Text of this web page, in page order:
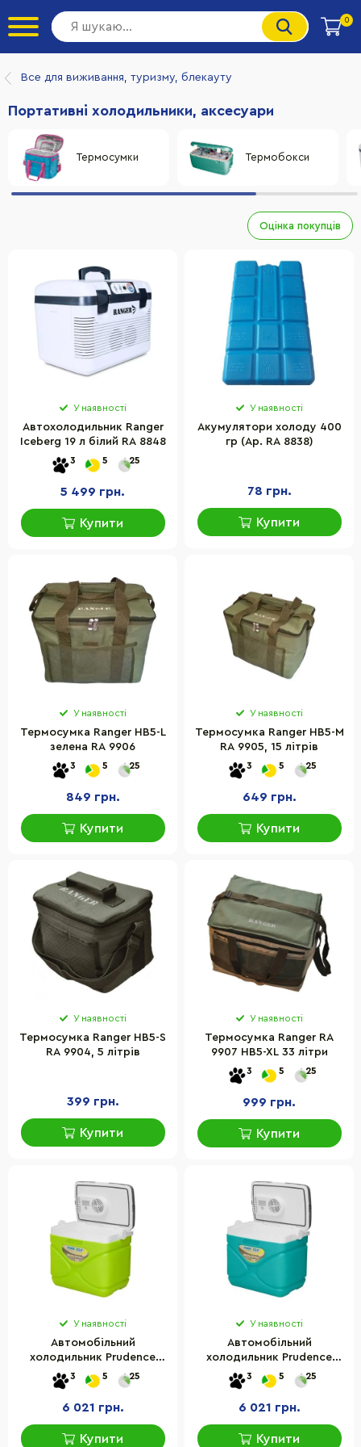
0
Все для виживання, туризму, блекауту
Портативні холодильники, аксесуари
Термосумки Термобокси
Оцінка покупців
У наявності
Автохолодильник Ranger
Iceberg 19 л білий RA 8848
3 5 25
5 499 грн.
Купити
У наявності
Акумулятори холоду 400
гр (Ар. RA 8838)
78 грн.
Купити
У наявності
Термосумка Ranger HB5-L
зелена RA 9906
3 5 25
849 грн.
Купити
У наявності
Термосумка Ranger HB5-M
RA 9905, 15 літрів
3 5 25
649 грн.
Купити
У наявності
Термосумка Ranger HB5-S
RA 9904, 5 літрів
399 грн.
Купити
У наявності
Термосумка Ranger RA
9907 HB5-XL 33 літри
3 5 25
999 грн.
Купити
У наявності
Автомобільний
холодильник Prudence
Pinnacle
8906053362008LIME,
12/240V, 30 л
3 5 25
6 021 грн.
Купити
У наявності
Автомобільний
холодильник Prudence
Pinnacle
8906053362008TURQUOISE,
12/240V, 30 л, бірюзовий
3 5 25
6 021 грн.
Купити